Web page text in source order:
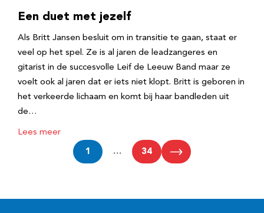
Een duet met jezelf
Als Britt Jansen besluit om in transitie te gaan, staat er
veel op het spel. Ze is al jaren de leadzangeres en
gitarist in de succesvolle Leif de Leeuw Band maar ze
voelt ook al jaren dat er iets niet klopt. Britt is geboren in
het verkeerde lichaam en komt bij haar bandleden uit
de…
Lees meer
1 … 34